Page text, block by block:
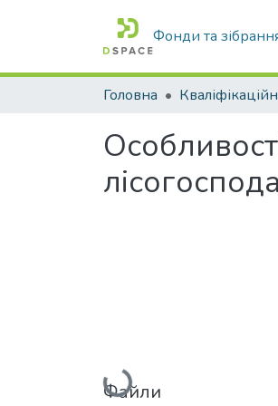
Фонди та
Головна
Вантажиться...
Файли